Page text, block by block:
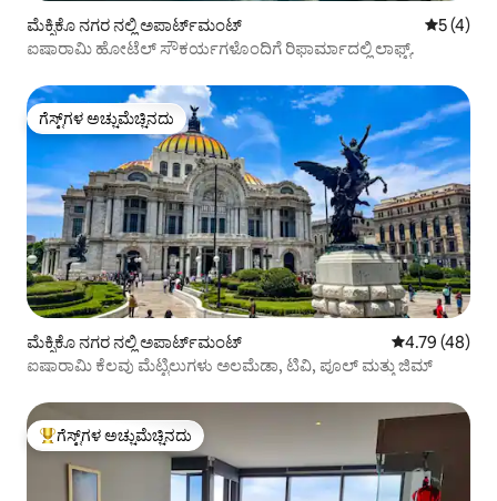
ಮೆಕ್ಸಿಕೊ ನಗರ ನಲ್ಲಿ ಅಪಾರ್ಟ್‌ಮಂಟ್ 5 ರಲ್ಲಿ 5
5 (4)
ಐಷಾರಾಮಿ ಹೋಟೆಲ್ ಸೌಕರ್ಯಗಳೊಂದಿಗೆ ರಿಫಾರ್ಮಾದಲ್ಲಿ ಲಾಫ್ಟ್.
ಗೆಸ್ಟ್‌ಗಳ ಅಚ್ಚುಮೆಚ್ಚಿನದು
ಗೆಸ್ಟ್‌ಗಳ ಅಚ್ಚುಮೆಚ್ಚಿನದು
ಮೆಕ್ಸಿಕೊ ನಗರ ನಲ್ಲಿ ಅಪಾರ್ಟ್‌ಮಂಟ್ 5 ರಲ್ಲಿ 4.79
4.79 (48)
ಐಷಾರಾಮಿ ಕೆಲವು ಮೆಟ್ಟಿಲುಗಳು ಅಲಮೆಡಾ, ಟಿವಿ, ಪೂಲ್ ಮತ್ತು ಜಿಮ್
ಗೆಸ್ಟ್‌ಗಳಿಗೆ ಅತಿ ಹೆಚ್ಚು ಅಚ್ಚುಮೆಚ್ಚಿನದು
ಗೆಸ್ಟ್‌ಗಳ ಅಚ್ಚುಮೆಚ್ಚಿನದು